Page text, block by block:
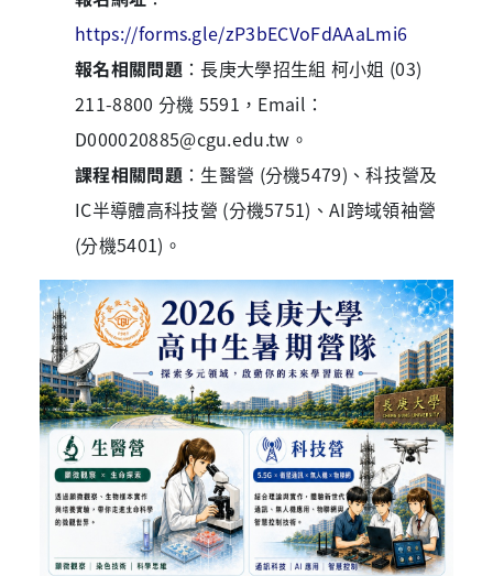
https://forms.gle/zP3bECVoFdAAaLmi6
報名相關問題：長庚大學招生組 柯小姐 (03)
211-8800 分機 5591 ， Email ：
D000020885@cgu.edu.tw 。
課程相關問題：生醫營 (分機5479) 、科技營及
IC半導體高科技營 (分機5751) 、AI跨域領袖營
(分機5401) 。